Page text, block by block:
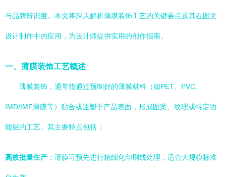
与品牌辨识度。本文将深入解析薄膜装饰工艺的关键要点及其在图文
设计制作中的应用，为设计师提供实用的创作指南。
一、薄膜装饰工艺概述
薄膜装饰，通常指通过预制好的薄膜材料（如PET、PVC、
IMD/IMF薄膜等）贴合或注塑于产品表面，形成图案、纹理或特定功
能层的工艺。其主要特点包括：
高效批量生产 ：薄膜可预先进行精细化印刷或处理，适合大规模标准